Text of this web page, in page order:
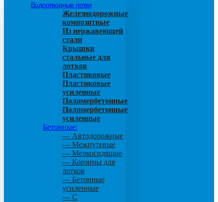
Водоотводные лотки
Железнодорожные
композитные
Из нержавеющей
стали
Крышки
стальные для
лотков
Пластиковые
Пластиковые
усиленные
Полимербетонные
Полимербетонные
усиленные
Бетонные:
— Автодорожные
— Межпутевые
— Мелкосидящие
— Корзины для
лотков
— Бетонные
усиленные
— С